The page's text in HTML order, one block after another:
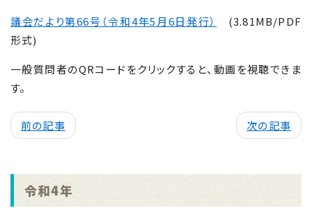
議会だより第66号（令和4年5月6日発行）
(3.81MB/PDF
形式)
一般質問者のQRコードをクリックすると、動画を視聴できま
す。
前の記事 次の記事
令和4年